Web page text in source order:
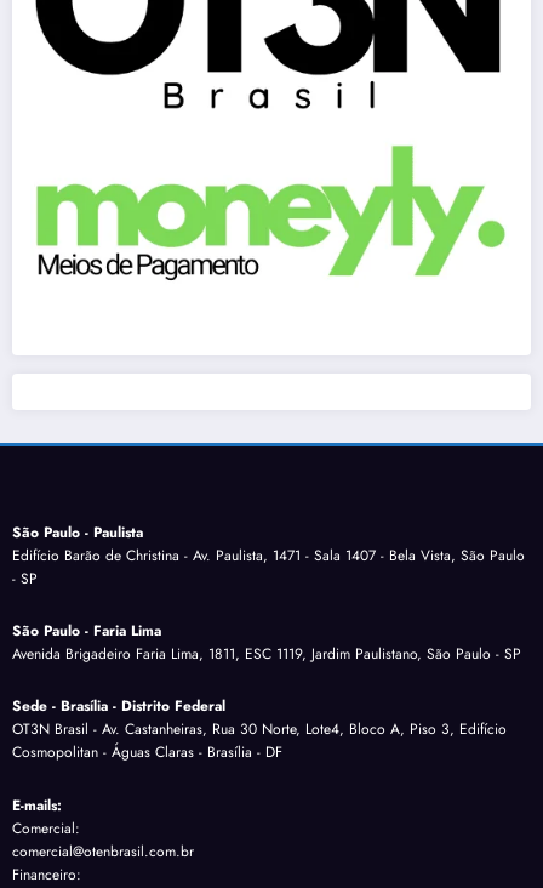
São Paulo - Paulista
Edifício Barão de Christina - Av. Paulista, 1471 - Sala 1407 - Bela Vista, São Paulo
- SP
São Paulo - Faria Lima
Avenida Brigadeiro Faria Lima, 1811, ESC 1119, Jardim Paulistano, São Paulo - SP
Sede - Brasília - Distrito Federal
OT3N Brasil - Av. Castanheiras, Rua 30 Norte, Lote4, Bloco A, Piso 3, Edifício
Cosmopolitan - Águas Claras - Brasília - DF
E-mails:
Comercial:
comercial@otenbrasil.com.br
Financeiro: